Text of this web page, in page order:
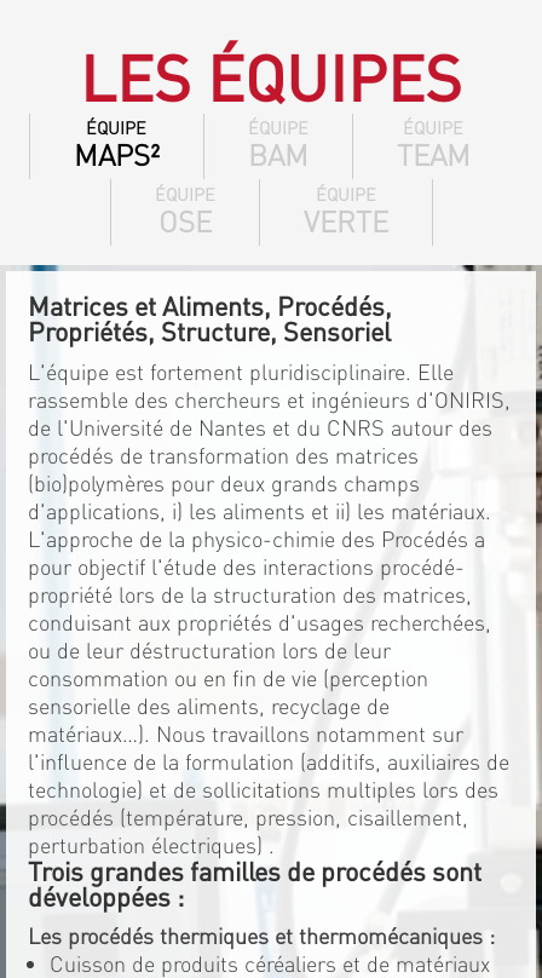
LES ÉQUIPES
ÉQUIPE
MAPS²
ÉQUIPE
BAM
ÉQUIPE
TEAM
ÉQUIPE
OSE
ÉQUIPE
VERTE
Matrices et Aliments, Procédés,
Propriétés, Structure, Sensoriel
L'équipe est fortement pluridisciplinaire. Elle
rassemble des chercheurs et ingénieurs d'ONIRIS,
de l'Université de Nantes et du CNRS autour des
procédés de transformation des matrices
(bio)polymères pour deux grands champs
d'applications, i) les aliments et ii) les matériaux.
L'approche de la physico-chimie des Procédés a
pour objectif l'étude des interactions procédé-
propriété lors de la structuration des matrices,
conduisant aux propriétés d'usages recherchées,
ou de leur déstructuration lors de leur
consommation ou en fin de vie (perception
sensorielle des aliments, recyclage de
matériaux…). Nous travaillons notamment sur
l'influence de la formulation (additifs, auxiliaires de
technologie) et de sollicitations multiples lors des
procédés (température, pression, cisaillement,
perturbation électriques) .
Trois grandes familles de procédés sont
développées :
Les procédés thermiques et thermomécaniques :
Cuisson de produits céréaliers et de matériaux